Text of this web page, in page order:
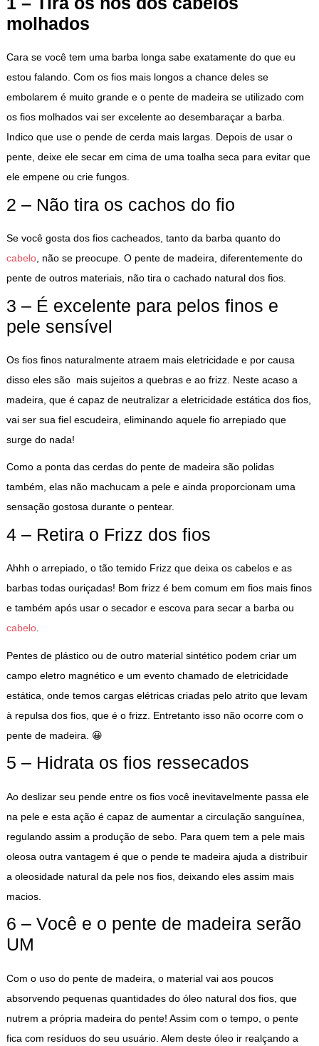
molhados
Cara se você tem uma barba longa sabe exatamente do que eu
estou falando. Com os fios mais longos a chance deles se
embolarem é muito grande e o pente de madeira se utilizado com
os fios molhados vai ser excelente ao desembaraçar a barba.
Indico que use o pende de cerda mais largas. Depois de usar o
pente, deixe ele secar em cima de uma toalha seca para evitar que
ele empene ou crie fungos.
2 – Não tira os cachos do fio
Se você gosta dos fios cacheados, tanto da barba quanto do
cabelo, não se preocupe. O pente de madeira, diferentemente do
pente de outros materiais, não tira o cachado natural dos fios.
3 – É excelente para pelos finos e
pele sensível
Os fios finos naturalmente atraem mais eletricidade e por causa
disso eles são mais sujeitos a quebras e ao frizz. Neste acaso a
madeira, que é capaz de neutralizar a eletricidade estática dos fios,
vai ser sua fiel escudeira, eliminando aquele fio arrepiado que
surge do nada!
Como a ponta das cerdas do pente de madeira são polidas
também, elas não machucam a pele e ainda proporcionam uma
sensação gostosa durante o pentear.
4 – Retira o Frizz dos fios
Ahhh o arrepiado, o tão temido Frizz que deixa os cabelos e as
barbas todas ouriçadas! Bom frizz é bem comum em fios mais finos
e também após usar o secador e escova para secar a barba ou
cabelo.
Pentes de plástico ou de outro material sintético podem criar um
campo eletro magnético e um evento chamado de eletricidade
estática, onde temos cargas elétricas criadas pelo atrito que levam
à repulsa dos fios, que é o frizz. Entretanto isso não ocorre com o
pente de madeira. 😀
5 – Hidrata os fios ressecados
Ao deslizar seu pende entre os fios você inevitavelmente passa ele
na pele e esta ação é capaz de aumentar a circulação sanguínea,
regulando assim a produção de sebo. Para quem tem a pele mais
oleosa outra vantagem é que o pende te madeira ajuda a distribuir
a oleosidade natural da pele nos fios, deixando eles assim mais
macios.
6 – Você e o pente de madeira serão
UM
Com o uso do pente de madeira, o material vai aos poucos
absorvendo pequenas quantidades do óleo natural dos fios, que
nutrem a própria madeira do pente! Assim com o tempo, o pente
fica com resíduos do seu usuário. Alem deste óleo ir realçando a